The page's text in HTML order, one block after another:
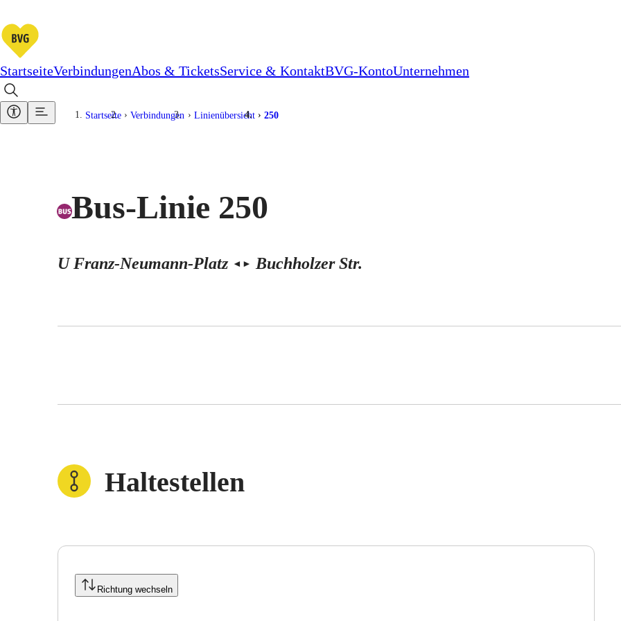
StartseiteVerbindungenAbos & TicketsService & KontaktBVG-KontoUnternehmen
Startseite Verbindungen Linienübersicht 250
Bus-Linie 250
U Franz-Neumann-Platz ◄ ► Buchholzer Str.
Haltestellen
Richtung wechseln